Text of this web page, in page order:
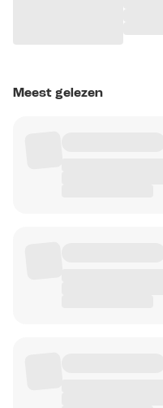
Meest gelezen